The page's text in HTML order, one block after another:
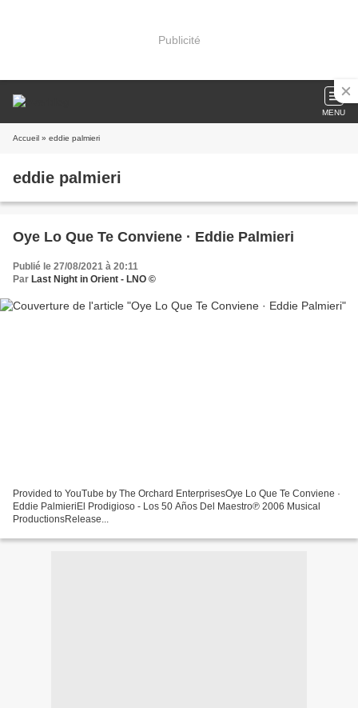
Publicité
MENU
Accueil » eddie palmieri
eddie palmieri
Oye Lo Que Te Conviene · Eddie Palmieri
Publié le 27/08/2021 à 20:11
Par Last Night in Orient - LNO ©
Provided to YouTube by The Orchard EnterprisesOye Lo Que Te Conviene ·
Eddie PalmieriEl Prodigioso - Los 50 Años Del Maestro℗ 2006 Musical
ProductionsRelease...